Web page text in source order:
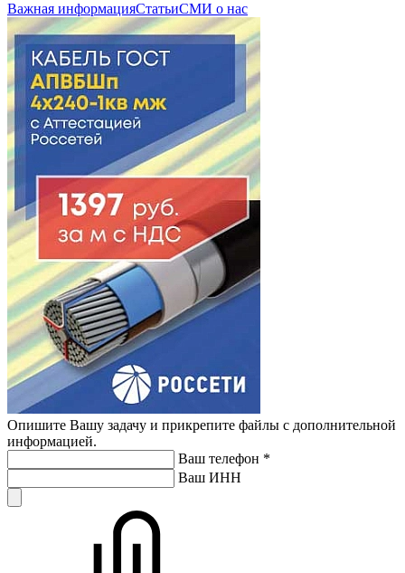
Важная информацияСтатьиСМИ о нас
Опишите Вашу задачу и прикрепите файлы с дополнительной
информацией.
Ваш телефон *
Ваш ИНН